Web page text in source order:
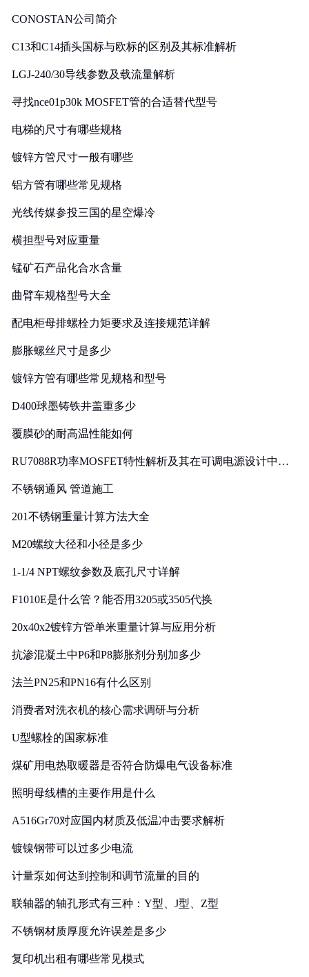
CONOSTAN公司简介
C13和C14插头国标与欧标的区别及其标准解析
LGJ-240/30导线参数及载流量解析
寻找nce01p30k MOSFET管的合适替代型号
电梯的尺寸有哪些规格
镀锌方管尺寸一般有哪些
铝方管有哪些常见规格
光线传媒参投三国的星空爆冷
横担型号对应重量
锰矿石产品化合水含量
曲臂车规格型号大全
配电柜母排螺栓力矩要求及连接规范详解
膨胀螺丝尺寸是多少
镀锌方管有哪些常见规格和型号
D400球墨铸铁井盖重多少
覆膜砂的耐高温性能如何
RU7088R功率MOSFET特性解析及其在可调电源设计中的
不锈钢通风 管道施工
201不锈钢重量计算方法大全
M20螺纹大径和小径是多少
1-1/4 NPT螺纹参数及底孔尺寸详解
F1010E是什么管？能否用3205或3505代换
20x40x2镀锌方管单米重量计算与应用分析
抗渗混凝土中P6和P8膨胀剂分别加多少
法兰PN25和PN16有什么区别
消费者对洗衣机的核心需求调研与分析
U型螺栓的国家标准
煤矿用电热取暖器是否符合防爆电气设备标准
照明母线槽的主要作用是什么
A516Gr70对应国内材质及低温冲击要求解析
镀镍钢带可以过多少电流
计量泵如何达到控制和调节流量的目的
联轴器的轴孔形式有三种：Y型、J型、Z型
不锈钢材质厚度允许误差是多少
复印机出租有哪些常见模式